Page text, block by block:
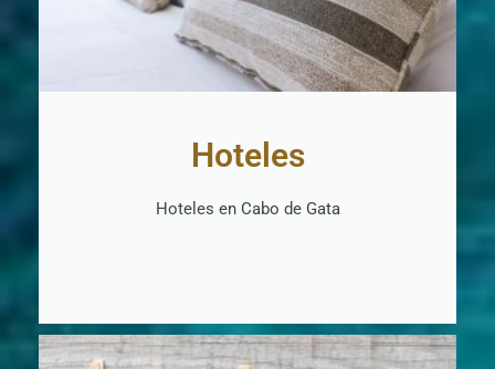
Hoteles
Hoteles en Cabo de Gata